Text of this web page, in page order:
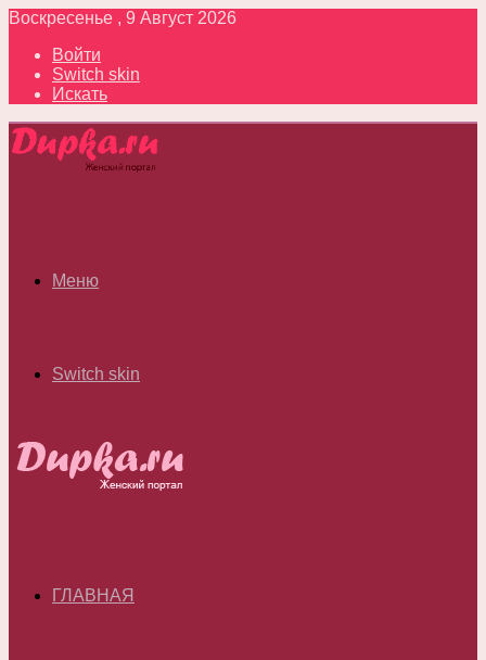
Воскресенье , 9 Август 2026
Войти
Switch skin
Искать
Меню
Switch skin
ГЛАВНАЯ